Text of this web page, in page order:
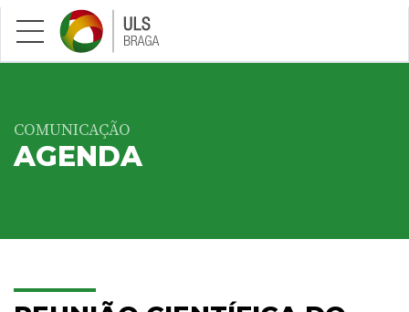
Saltar para conteúdo principal
COMUNICAÇÃO
AGENDA